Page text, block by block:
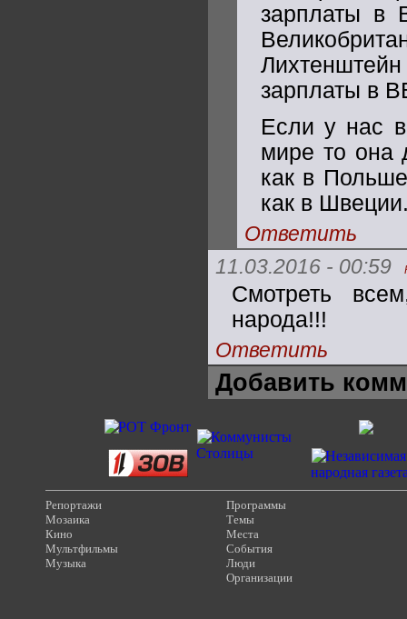
зарплаты в
зарплаты в
Если у нас
мире то она
как в
как в
Ответить
11.03.2016 - 00:59
Смотреть
народа!!!
Ответить
Добавить
Репортажи
Мозаика
Кино
Мультфильмы
Музыка
Программы
Темы
Места
События
Люди
Организации